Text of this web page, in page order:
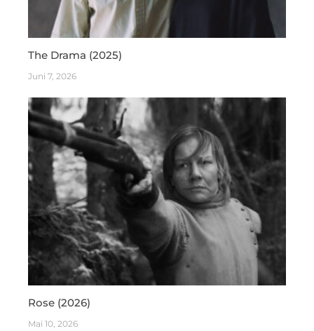
The Drama (2025)
Juni 7, 2026
Rose (2026)
Mai 10, 2026